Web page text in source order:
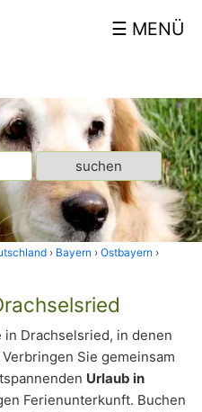
Bayern
Ostbayern
Drachselsried, in denen
Sie gemeinsam
Urlaub in
Ferienunterkunft. Buchen